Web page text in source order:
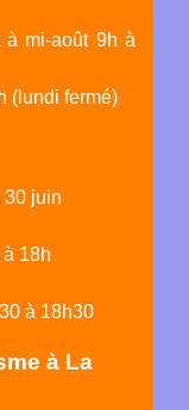
à mi-août 9h à
(lundi fermé)
30 juin
18h
à 18h30
à La